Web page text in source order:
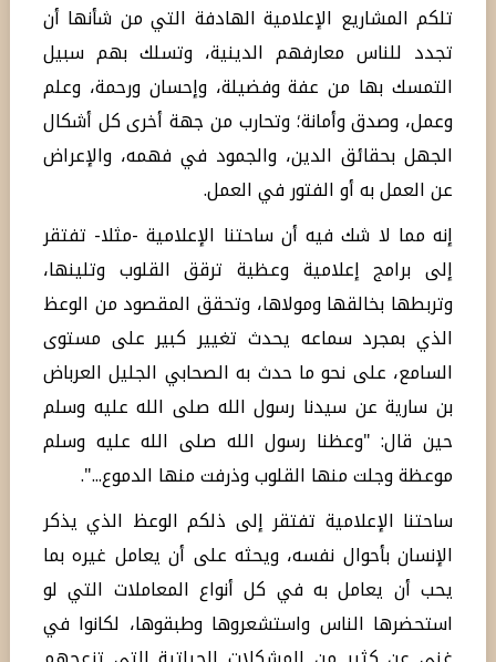
تلكم المشاريع الإعلامية الهادفة التي من شأنها أن
تجدد للناس معارفهم الدينية، وتسلك بهم سبيل
التمسك بها من عفة وفضيلة، وإحسان ورحمة، وعلم
وعمل، وصدق وأمانة؛ وتحارب من جهة أخرى كل أشكال
الجهل بحقائق الدين، والجمود في فهمه، والإعراض
عن العمل به أو الفتور في العمل.
إنه مما لا شك فيه أن ساحتنا الإعلامية -مثلا- تفتقر
إلى برامج إعلامية وعظية ترقق القلوب وتلينها،
وتربطها بخالقها ومولاها، وتحقق المقصود من الوعظ
الذي بمجرد سماعه يحدث تغيير كبير على مستوى
السامع، على نحو ما حدث به الصحابي الجليل العرباض
بن سارية عن سيدنا رسول الله صلى الله عليه وسلم
حين قال: "وعظنا رسول الله صلى الله عليه وسلم
موعظة وجلت منها القلوب وذرفت منها الدموع...".
ساحتنا الإعلامية تفتقر إلى ذلكم الوعظ الذي يذكر
الإنسان بأحوال نفسه، ويحثه على أن يعامل غيره بما
يحب أن يعامل به في كل أنواع المعاملات التي لو
استحضرها الناس واستشعروها وطبقوها، لكانوا في